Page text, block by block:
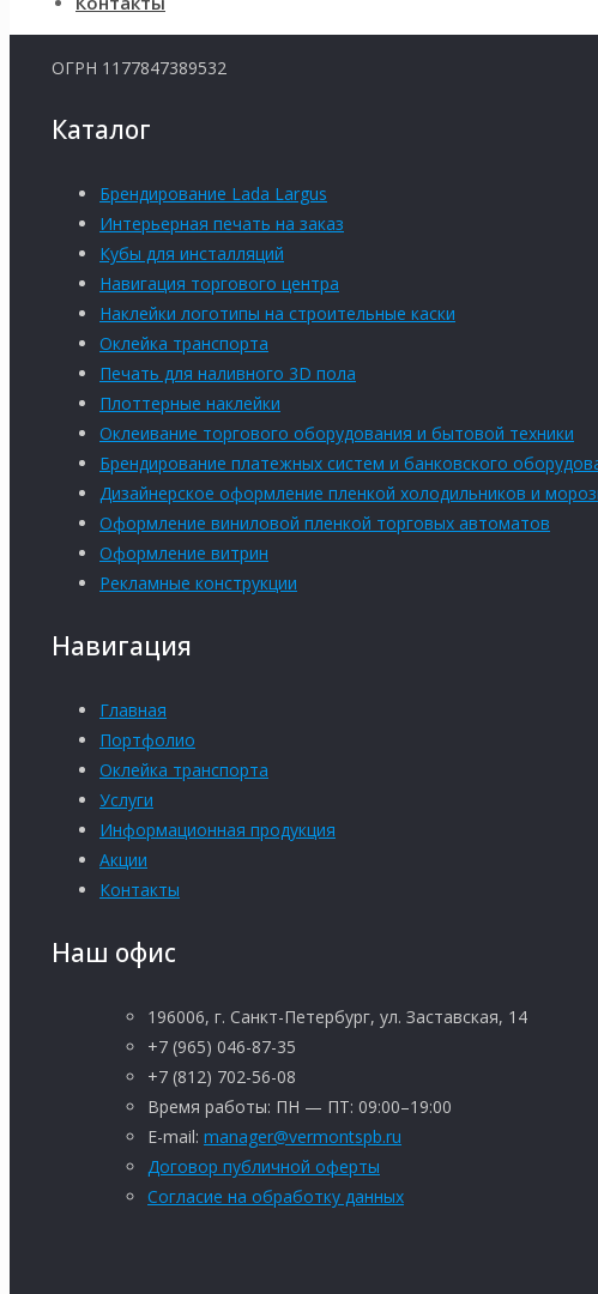
ОГРН 1177847389532
Каталог
Брендирование Lada Largus
Интерьерная печать на заказ
Кубы для инсталляций
Навигация торгового центра
Наклейки логотипы на строительные каски
Оклейка транспорта
Печать для наливного 3D пола
Плоттерные наклейки
Оклеивание торгового оборудования и бытовой техники
Брендирование платежных систем и банковского
Дизайнерское оформление пленкой холодильников и
Оформление виниловой пленкой торговых автоматов
Оформление витрин
Рекламные конструкции
Навигация
Главная
Портфолио
Оклейка транспорта
Услуги
Информационная продукция
Акции
Контакты
Наш офис
196006, г. Санкт-Петербург, ул. Заставская, 14
+7 (965) 046-87-35
+7 (812) 702-56-08
Время работы: ПН — ПТ: 09:00–19:00
E-mail: manager@vermontspb.ru
Договор публичной оферты
Согласие на обработку данных